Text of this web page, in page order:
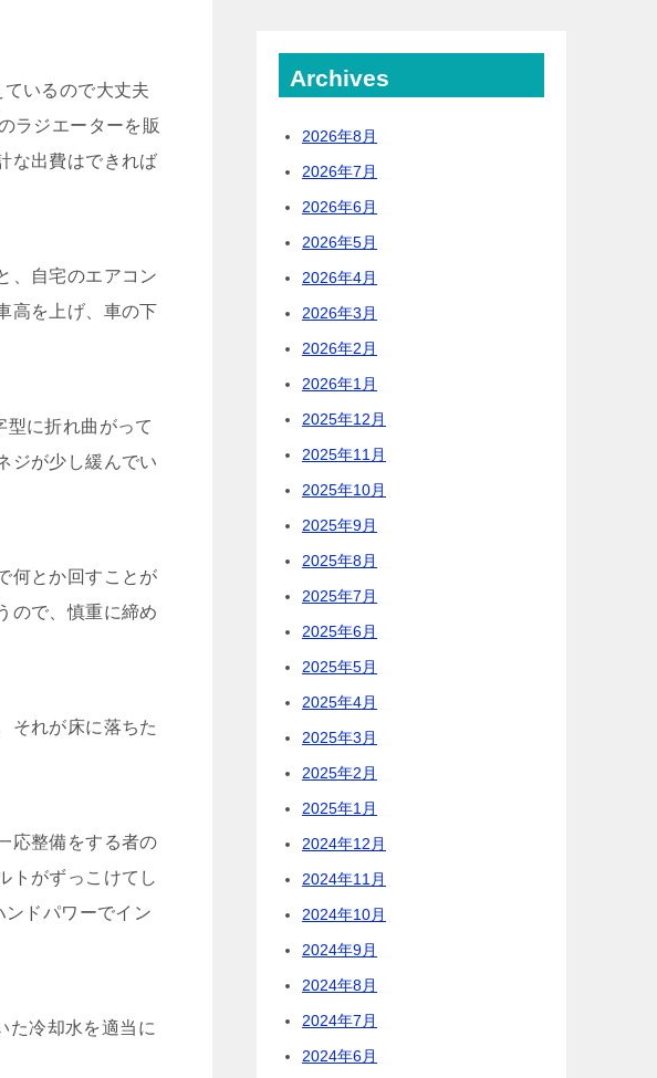
いるので大丈夫
ラジエーターを販
な出費はできれば
、自宅のエアコン
高を上げ、車の下
に折れ曲がって
ジが少し緩んでい
何とか回すことが
ので、慎重に締め
それが床に落ちた
応整備をする者の
トがずっこけてし
ドパワーでイン
た冷却水を適当に
Archives
2026年8月
2026年7月
2026年6月
2026年5月
2026年4月
2026年3月
2026年2月
2026年1月
2025年12月
2025年11月
2025年10月
2025年9月
2025年8月
2025年7月
2025年6月
2025年5月
2025年4月
2025年3月
2025年2月
2025年1月
2024年12月
2024年11月
2024年10月
2024年9月
2024年8月
2024年7月
2024年6月